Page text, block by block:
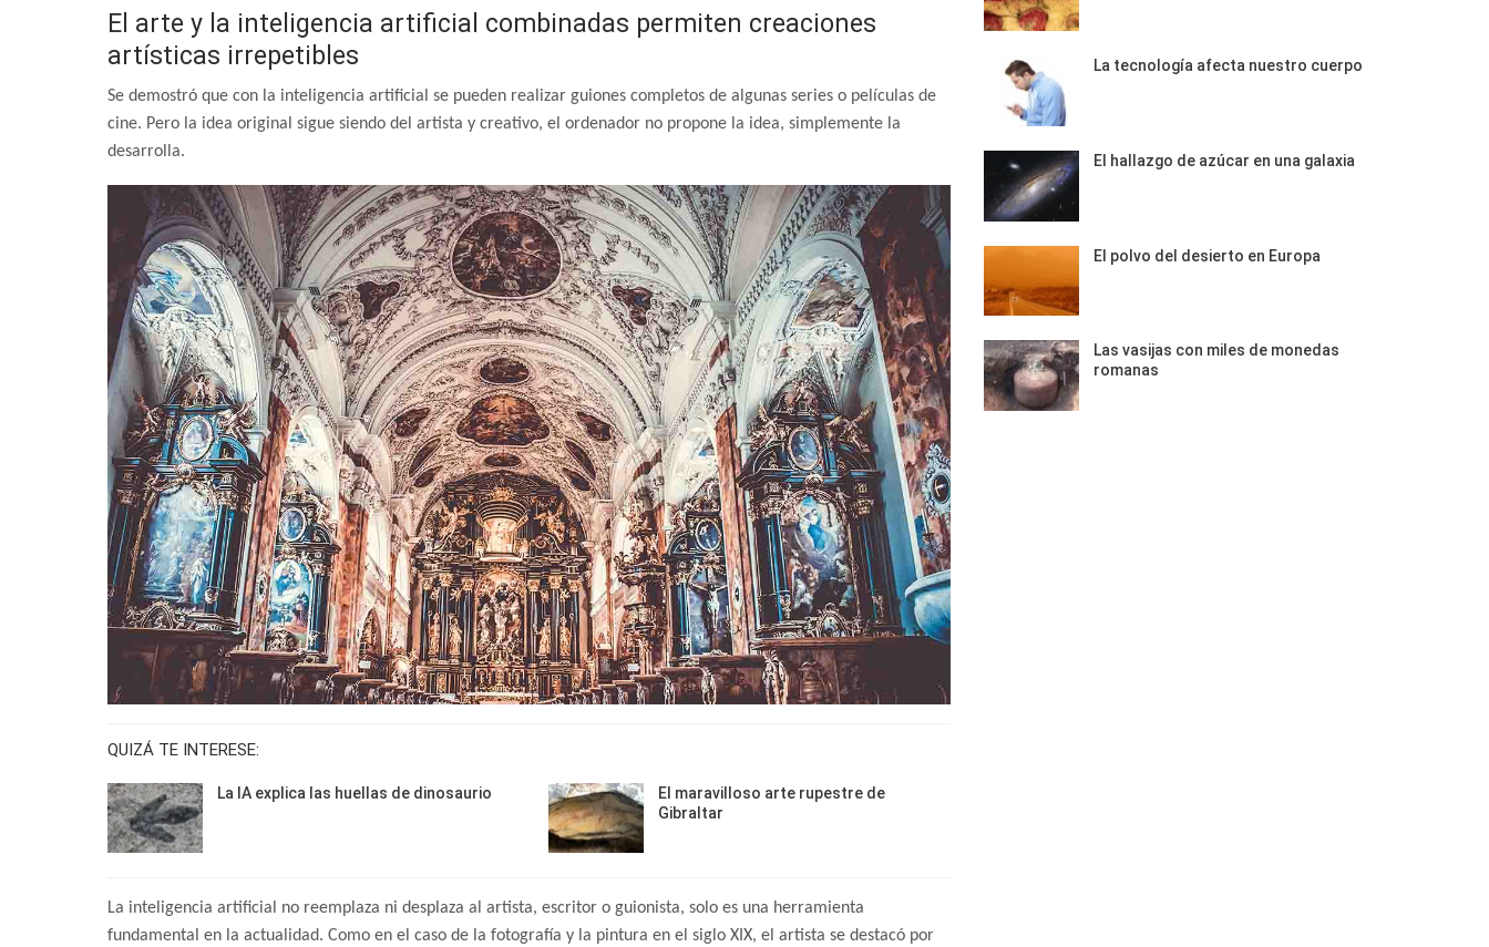
El arte y la inteligencia artificial combinadas permiten creaciones
artísticas irrepetibles
Se demostró que con la inteligencia artificial se pueden realizar guiones completos de algunas series o películas de
cine. Pero la idea original sigue siendo del artista y creativo, el ordenador no propone la idea, simplemente la
desarrolla.
QUIZÁ TE INTERESE:
La IA explica las huellas de dinosaurio
El maravilloso arte rupestre de
Gibraltar
La inteligencia artificial no reemplaza ni desplaza al artista, escritor o guionista, solo es una herramienta
fundamental en la actualidad. Como en el caso de la fotografía y la pintura en el siglo XIX, el artista se destacó por
La tecnología afecta nuestro cuerpo
El hallazgo de azúcar en una galaxia
El polvo del desierto en Europa
Las vasijas con miles de monedas
romanas